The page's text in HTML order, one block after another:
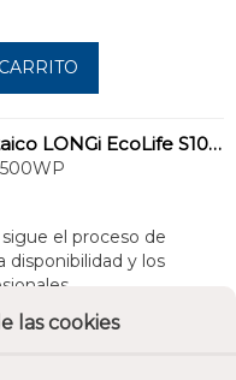
las cookies
Módulo fotovoltaico LONGi EcoLife S10 500W
el proceso de
disponibilidad y los